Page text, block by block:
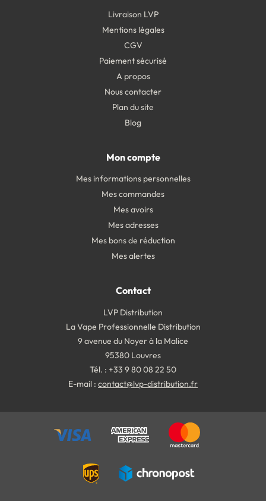
Livraison LVP
Mentions légales
CGV
Paiement sécurisé
A propos
Nous contacter
Plan du site
Blog
Mon compte
Mes informations personnelles
Mes commandes
Mes avoirs
Mes adresses
Mes bons de réduction
Mes alertes
Contact
LVP Distribution
La Vape Professionnelle Distribution
9 avenue du Noyer à la Malice
95380 Louvres
Tél. : +33 9 80 08 22 50
E-mail : contact@lvp-distribution.fr